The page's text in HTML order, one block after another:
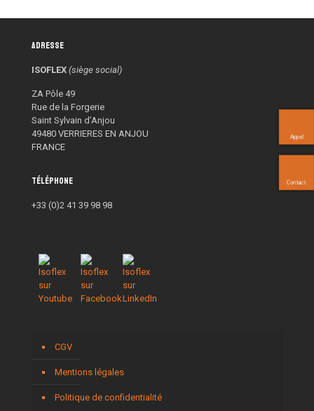
Adresse
ISOFLEX (siège social)
ZA Pôle 49
Rue de la Forgerie
Saint Sylvain d’Anjou
49480 VERRIERES EN ANJOU
FRANCE
Téléphone
+33 (0)2 41 39 98 98
CGV
Mentions légales
Politique de confidentialité
Appel
Contact